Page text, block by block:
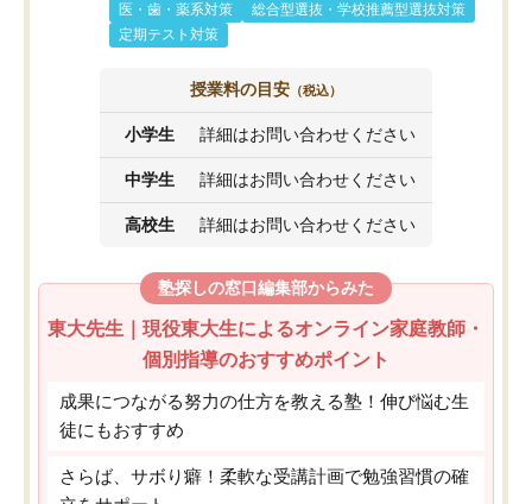
医・歯・薬系対策
総合型選抜・学校推薦型選抜対策
定期テスト対策
授業料の目安 （税込）
小学生 詳細はお問い合わせください
中学生 詳細はお問い合わせください
高校生 詳細はお問い合わせください
塾探しの窓口編集部からみた
東大先生｜現役東大生によるオンライン家庭教師・
個別指導のおすすめポイント
成果につながる努力の仕方を教える塾！伸び悩む生
徒にもおすすめ
さらば、サボり癖！柔軟な受講計画で勉強習慣の確